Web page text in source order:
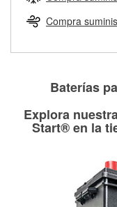
Herramientas de
pueden ser
partes de
Rectificación de
Compra
Baterías
Explora
Start® en la